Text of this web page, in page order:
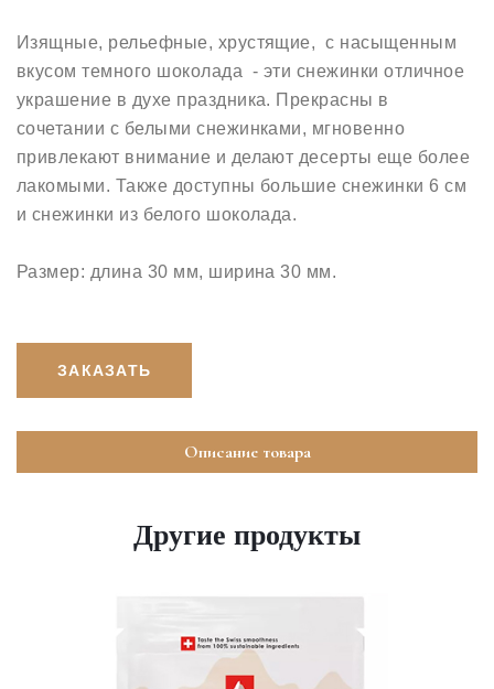
Изящные, рельефные, хрустящие, с насыщенным
вкусом темного шоколада - эти снежинки отличное
украшение в духе праздника. Прекрасны в
сочетании с белыми снежинками, мгновенно
привлекают внимание и делают десерты еще более
лакомыми. Также доступны большие снежинки 6 см
и снежинки из белого шоколада.
Размер: длина 30 мм, ширина 30 мм.
ЗАКАЗАТЬ
Описание товара
Другие продукты